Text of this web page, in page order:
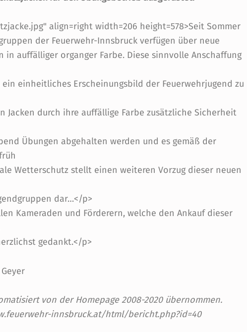
align=right width=206 height=578>Seit Sommer
der Feuerwehr-Innsbruck verfügen über neue
in auffälliger organger Farbe. Diese sinnvolle Anschaffung
einheitliches Erscheinungsbild der Feuerwehrjugend zu
Jacken durch ihre auffällige Farbe zusätzliche Sicherheit
Übungen abgehalten werden und es gemäß der
Wetterschutz stellt einen weiteren Vorzug dieser neuen
dar…</p>
Kameraden und Förderern, welche den Ankauf dieser
gedankt.</p>
von der Homepage 2008-2020 übernommen.
innsbruck.at/html/bericht.php?id=40